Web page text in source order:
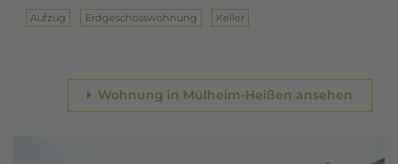
Aufzug Erd­ge­schoss­woh­nung Keller
Wohnung in Mülheim-Heißen ansehen